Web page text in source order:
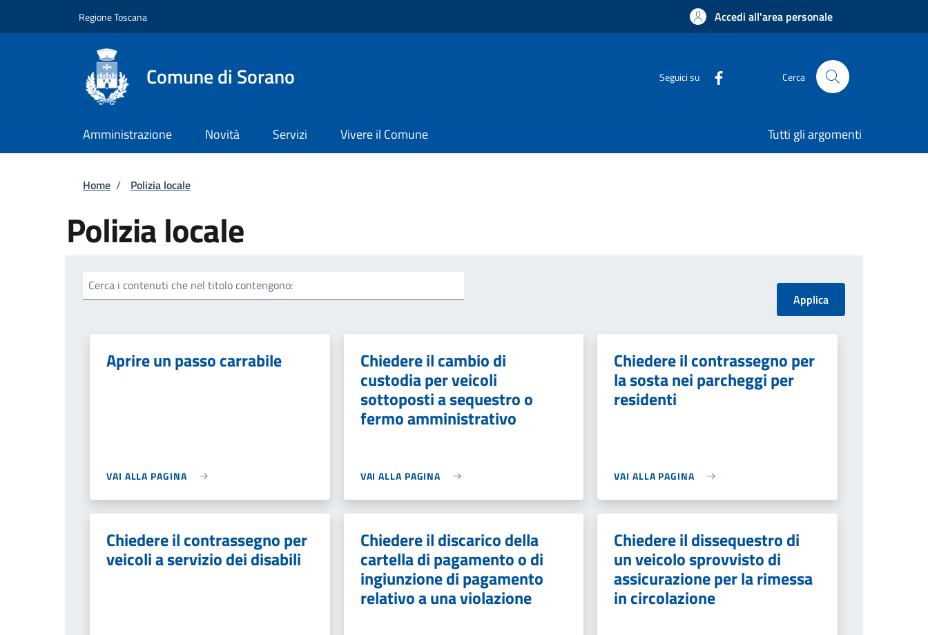
Regione Toscana Accedi all'area personale
Comune di Sorano Seguici su Cerca
Amministrazione Novità Servizi Vivere il Comune Tutti gli argomenti
Briciole di pane
Home / Polizia locale
Polizia locale
Cerca i contenuti che nel titolo contengono:
Aprire un passo carrabile
VAI ALLA PAGINA
Chiedere il cambio di
custodia per veicoli
sottoposti a sequestro o
fermo amministrativo
VAI ALLA PAGINA
Chiedere il contrassegno per
la sosta nei parcheggi per
residenti
VAI ALLA PAGINA
Chiedere il contrassegno per
veicoli a servizio dei disabili
Chiedere il discarico della
cartella di pagamento o di
ingiunzione di pagamento
relativo a una violazione
Chiedere il dissequestro di
un veicolo sprovvisto di
assicurazione per la rimessa
in circolazione